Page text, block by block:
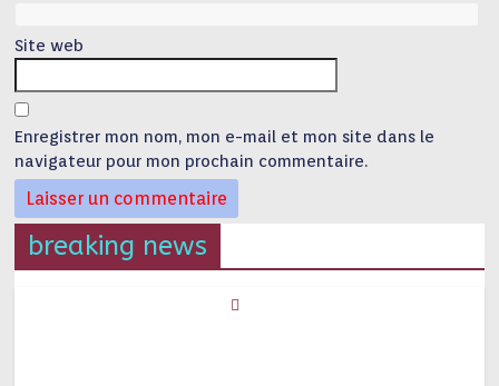
Site web
Enregistrer mon nom, mon e-mail et mon site dans le
navigateur pour mon prochain commentaire.
breaking news